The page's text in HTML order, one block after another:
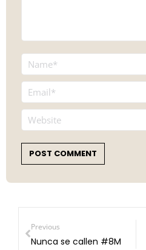
Name *
Email *
Website
POST COMMENT
Previous
Nunca se callen #8M